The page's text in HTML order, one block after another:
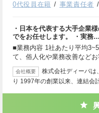
0代役員在籍
事業責任者
・日本を代表する大手企業
でをお任せします。 ・実務…
■業務内容 1社あたり平均
て、俗人化や業務改善など
会社概要
株式会社ディーバは
り 1997年の創業以来、連結